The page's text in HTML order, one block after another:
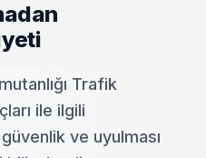
Trafik
ile ilgili
ve uyulması